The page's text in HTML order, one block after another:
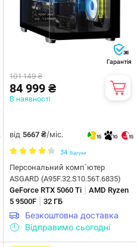
36
Гарантія
101 149 ₴
84 999 ₴
В наявності
від 5667 ₴/міс. 15 10 15
34 Відгуки
Персональний комп`ютер
ASGARD (A95F.32.S10.56T.6835)
GeForce RTX 5060 Ti
AMD Ryzen
5 9500F
32 ГБ
Безкоштовна доставка
Відправимо сьогодні